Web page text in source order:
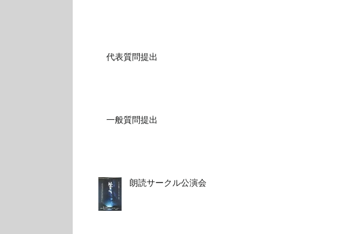
代表質問提出
一般質問提出
朗読サークル公演会